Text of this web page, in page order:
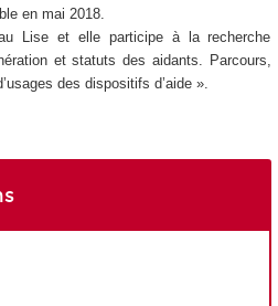
en mai 2018.
Lise et elle participe à la recherche
et statuts des aidants. Parcours,
des dispositifs d’aide ».